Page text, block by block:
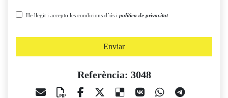
He llegit i accepto les condicions d´ús i política de privacitat
Enviar
Referència: 3048